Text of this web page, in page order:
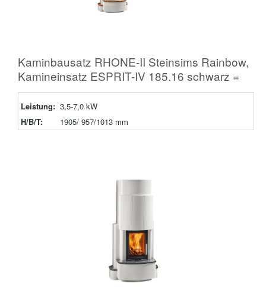
Kaminbausatz RHONE-II Steinsims Rainbow,
Kamineinsatz ESPRIT-IV 185.16 schwarz =
Leistung: 3,5-7,0 kW
H/B/T:
1905/ 957/1013 mm